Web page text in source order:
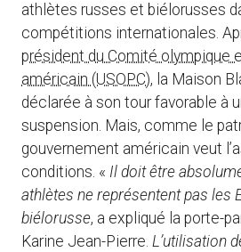
athlètes russes et biélorusses
compétitions internationales.
président du Comité olympique
américain (USOPC), la Maison
déclarée à son tour favorable à
suspension. Mais, comme le
gouvernement américain veut
conditions. « Il doit être
athlètes ne représentent pas les
biélorusse, a expliqué la porte-
Karine Jean-Pierre. L’utilisation